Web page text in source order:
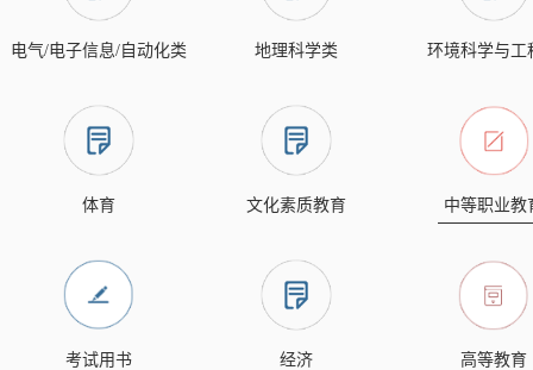
电气/电子信息/自动化类 地理科学类 环境科学与工
体育 文化素质教育 中等职业教
考试用书 经济 高等教育